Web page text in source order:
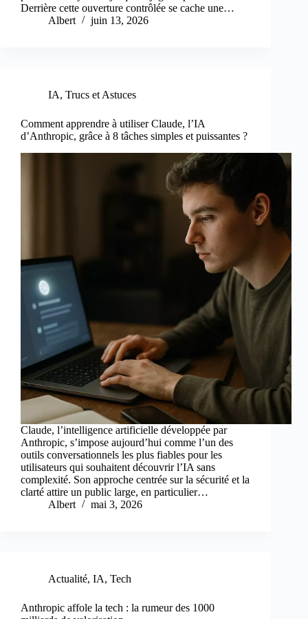
Derrière cette ouverture contrôlée se cache une…
Albert
juin 13, 2026
IA, Trucs et Astuces
Comment apprendre à utiliser Claude, l’IA
d’Anthropic, grâce à 8 tâches simples et puissantes ?
Claude, l’intelligence artificielle développée par
Anthropic, s’impose aujourd’hui comme l’un des
outils conversationnels les plus fiables pour les
utilisateurs qui souhaitent découvrir l’IA sans
complexité. Son approche centrée sur la sécurité et la
clarté attire un public large, en particulier…
Albert
mai 3, 2026
Actualité, IA, Tech
Anthropic affole la tech : la rumeur des 1000